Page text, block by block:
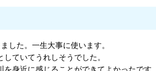
した。一生大事に使います。
ていてうれしそうでした。
身近に感じることができてよかったです。